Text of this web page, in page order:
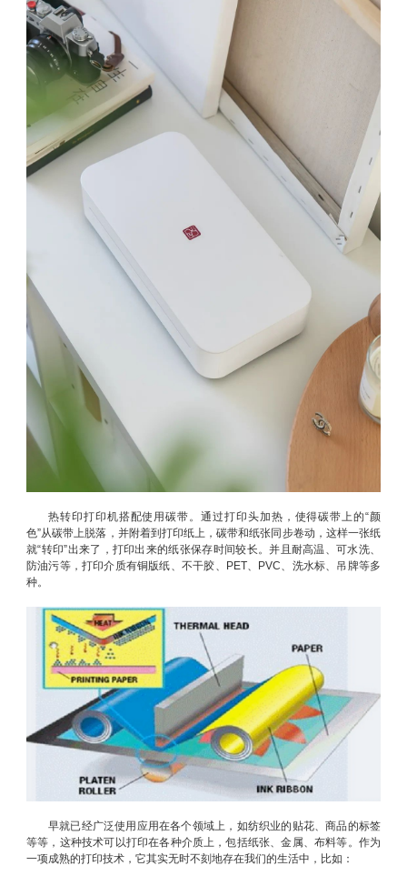
热转印打印机搭配使用碳带。通过打印头加热，使得碳带上的“颜
色”从碳带上脱落，并附着到打印纸上，碳带和纸张同步卷动，这样一张纸
就“转印”出来了，打印出来的纸张保存时间较长。并且耐高温、可水洗、
防油污等，打印介质有铜版纸、不干胶、PET、PVC、洗水标、吊牌等多
种。
早就已经广泛使用应用在各个领域上，如纺织业的贴花、商品的标签
等等，这种技术可以打印在各种介质上，包括纸张、金属、布料等。作为
一项成熟的打印技术，它其实无时不刻地存在我们的生活中，比如：